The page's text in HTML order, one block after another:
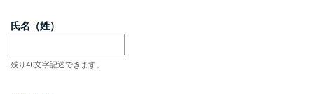
氏名（姓）
残り40文字記述できます。